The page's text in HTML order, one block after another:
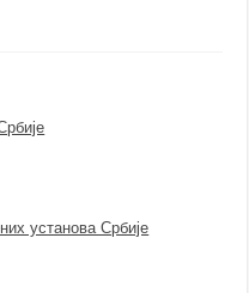
установа Србије